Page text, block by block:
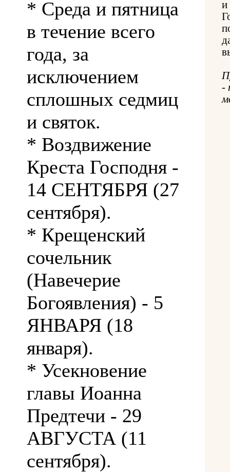
* Среда и пятница
в течение всего
года, за
исключением
сплошных седмиц
и святок.
* Воздвижение
Креста Господня -
14 СЕНТЯБРЯ (27
сентября).
* Крещенский
сочельник
(Навечерие
Богоявления) - 5
ЯНВАРЯ (18
января).
* Усекновение
главы Иоанна
Предтечи - 29
АВГУСТА (11
сентября).
и
-